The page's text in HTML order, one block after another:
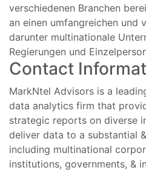
verschiedenen Branchen
an einen umfangreichen und
darunter multinationale
Regierungen und
Contact
MarkNtel Advisors is a
data analytics firm that
strategic reports on diverse
deliver data to a substantial
including multinational
institutions, governments, &